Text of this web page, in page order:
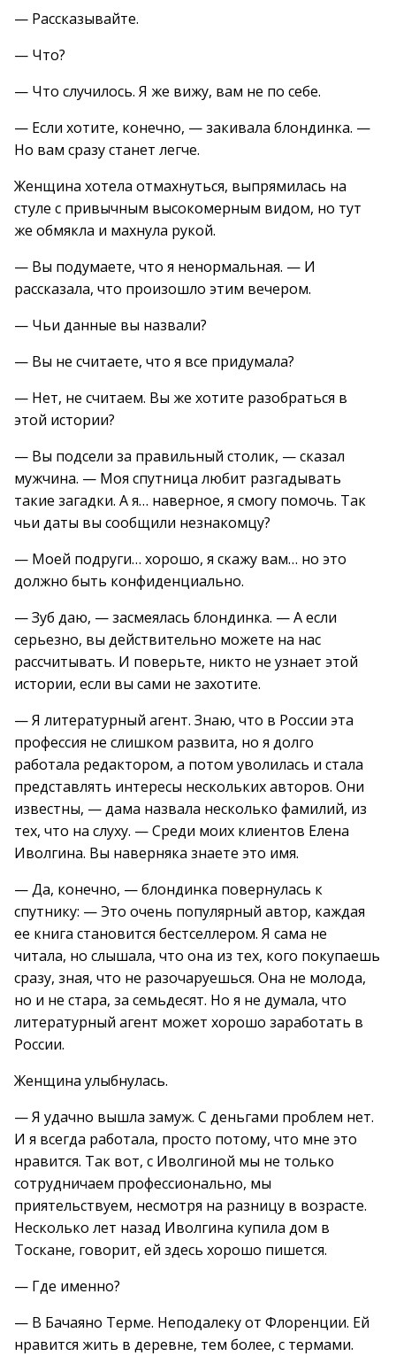
— Рассказывайте.
— Что?
— Что случилось. Я же вижу, вам не по себе.
— Если хотите, конечно, — закивала блондинка. —
Но вам сразу станет легче.
Женщина хотела отмахнуться, выпрямилась на
стуле с привычным высокомерным видом, но тут
же обмякла и махнула рукой.
— Вы подумаете, что я ненормальная. — И
рассказала, что произошло этим вечером.
— Чьи данные вы назвали?
— Вы не считаете, что я все придумала?
— Нет, не считаем. Вы же хотите разобраться в
этой истории?
— Вы подсели за правильный столик, — сказал
мужчина. — Моя спутница любит разгадывать
такие загадки. А я… наверное, я смогу помочь. Так
чьи даты вы сообщили незнакомцу?
— Моей подруги… хорошо, я скажу вам… но это
должно быть конфиденциально.
— Зуб даю, — засмеялась блондинка. — А если
серьезно, вы действительно можете на нас
рассчитывать. И поверьте, никто не узнает этой
истории, если вы сами не захотите.
— Я литературный агент. Знаю, что в России эта
профессия не слишком развита, но я долго
работала редактором, а потом уволилась и стала
представлять интересы нескольких авторов. Они
известны, — дама назвала несколько фамилий, из
тех, что на слуху. — Среди моих клиентов Елена
Иволгина. Вы наверняка знаете это имя.
— Да, конечно, — блондинка повернулась к
спутнику: — Это очень популярный автор, каждая
ее книга становится бестселлером. Я сама не
читала, но слышала, что она из тех, кого покупаешь
сразу, зная, что не разочаруешься. Она не молода,
но и не стара, за семьдесят. Но я не думала, что
литературный агент может хорошо заработать в
России.
Женщина улыбнулась.
— Я удачно вышла замуж. С деньгами проблем нет.
И я всегда работала, просто потому, что мне это
нравится. Так вот, с Иволгиной мы не только
сотрудничаем профессионально, мы
приятельствуем, несмотря на разницу в возрасте.
Несколько лет назад Иволгина купила дом в
Тоскане, говорит, ей здесь хорошо пишется.
— Где именно?
— В Бачаяно Терме. Неподалеку от Флоренции. Ей
нравится жить в деревне, тем более, с термами.